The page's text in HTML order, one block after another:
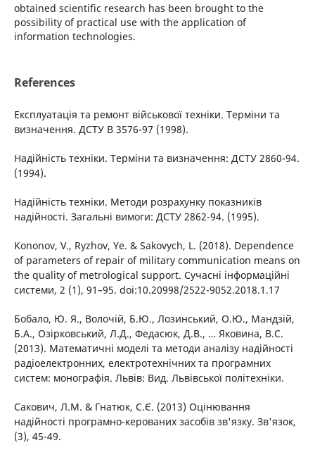
obtained scientific research has been brought to the
possibility of practical use with the application of
information technologies.
References
Експлуатація та ремонт військової техніки. Терміни та
визначення. ДСТУ В 3576-97 (1998).
Надійність техніки. Терміни та визначення: ДСТУ 2860-94.
(1994).
Надійність техніки. Методи розрахунку показників
надійності. Загальні вимоги: ДСТУ 2862-94. (1995).
Kononov, V., Ryzhov, Ye. & Sakovych, L. (2018). Dependence
of parameters of repair of military communication means on
the quality of metrological support. Сучасні інформаційні
системи, 2 (1), 91–95. doi:10.20998/2522-9052.2018.1.17
Бобало, Ю. Я., Волочій, Б.Ю., Лозинський, О.Ю., Мандзій,
Б.А., Озірковський, Л.Д., Федасюк, Д.В., … Яковина, В.С.
(2013). Математичні моделі та методи аналізу надійності
радіоелектронних, електротехнічних та програмних
систем: монографія. Львів: Вид. Львівської політехніки.
Сакович, Л.М. & Гнатюк, С.Є. (2013) Оцінювання
надійності програмно-керованих засобів зв'язку. Зв'язок,
(3), 45-49.